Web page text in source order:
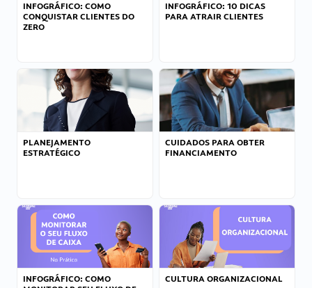
INFOGRÁFICO: COMO
CONQUISTAR CLIENTES DO
ZERO
INFOGRÁFICO: 10 DICAS
PARA ATRAIR CLIENTES
PLANEJAMENTO
ESTRATÉGICO
CUIDADOS PARA OBTER
FINANCIAMENTO
INFOGRÁFICO: COMO
CULTURA ORGANIZACIONAL